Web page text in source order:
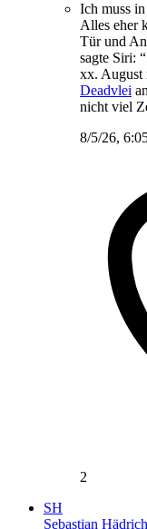
Ich muss
Alles eher
Tür und
sagte Siri:
xx. August
Deadvlei
nicht viel
8/5/26,
2
SH
Sebastian Hädrich